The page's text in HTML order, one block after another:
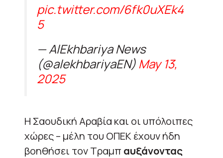
pic.twitter.com/6fk0uXEk4
5
— AlEkhbariya News
(@alekhbariyaEN)May 13,
2025
Η Σαουδική Αραβία και οι υπόλοιπες
χώρες – μέλη του ΟΠΕΚ έχουν ήδη
βοηθήσει τον Τραμπ αυξάνοντας